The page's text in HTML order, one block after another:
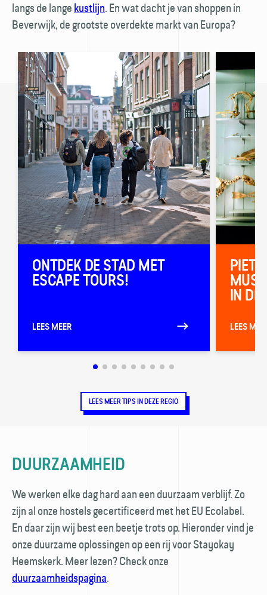
langs de langekustlijn. En wat dacht je van shoppen in
Beverwijk, de grootste overdekte markt van Europa?
ONTDEK DE STAD MET
ESCAPE TOURS!
LEES MEER
IN DE
LEES
LEES MEER TIPS IN DEZE REGIO
DUURZAAMHEID
We werken elke dag hard aan een duurzaam verblijf. Zo
zijn al onze hostels gecertificeerd met het EU Ecolabel.
En daar zijn wij best een beetje trots op. Hieronder vind je
onze duurzame oplossingen op een rij voor Stayokay
Heemskerk. Meer lezen? Check onze
duurzaamheidspagina.